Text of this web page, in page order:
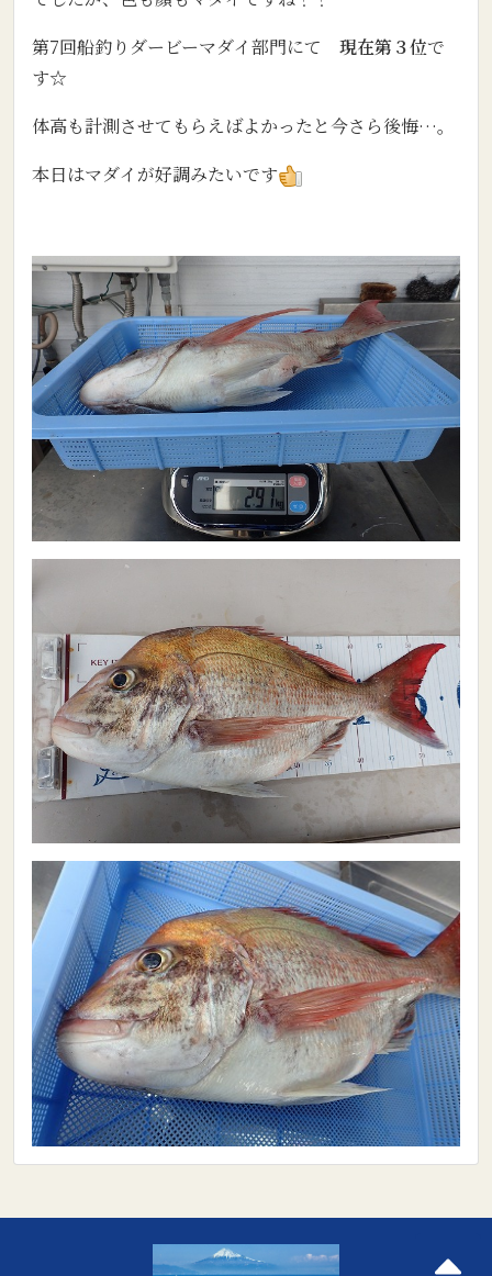
第7回船釣りダービーマダイ部門にて 現在第３位で
す☆
体高も計測させてもらえばよかったと今さら後悔…。
本日はマダイが好調みたいです